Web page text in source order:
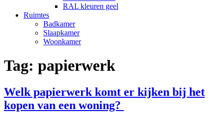
RAL kleuren geel
Ruimtes
Badkamer
Slaapkamer
Woonkamer
Tag: papierwerk
Welk papierwerk komt er kijken bij het
kopen van een woning?